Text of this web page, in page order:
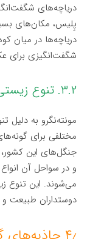
دریاچه‌های
پِلیس، مکان‌های
دریاچه‌ها در میان
شگفت‌انگیزی برای
۳.۲. تنوع زیستی
مونته‌نگرو به دلیل
مختلفی برای
جنگل‌های این کشور،
و در سواحل آن
می‌شوند. این تنوع
دوستداران طبیعت